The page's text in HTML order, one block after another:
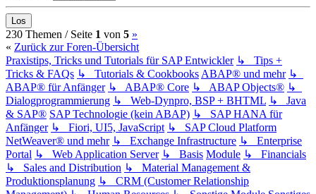
230 Themen / Seite 1 von 5 (current)
»
« Zurück zur Foren-Übersicht
Praxistips, Tricks und Tutorials für SAP Entwickler ↳ Tips +
Tricks & FAQs ↳ Tutorials & Cookbooks ABAP® und mehr ↳
ABAP® für Anfänger ↳ ABAP® Core ↳ ABAP Objects® ↳
Dialogprogrammierung ↳ Web-Dynpro, BSP + BHTML ↳ Java
& SAP® SAP Technologie (kein ABAP) ↳ SAP HANA für
Anfänger ↳ Fiori, UI5, JavaScript ↳ SAP Cloud Platform
NetWeaver® und mehr ↳ Exchange Infrastructure ↳ Enterprise
Portal ↳ Web Application Server ↳ Basis Module ↳ Financials
↳ Sales and Distribution ↳ Material Management &
Produktionsplanung ↳ CRM (Customer Relationship